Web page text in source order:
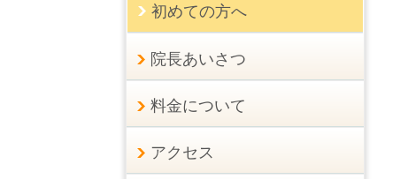
初めての方へ
院長あいさつ
料金について
アクセス